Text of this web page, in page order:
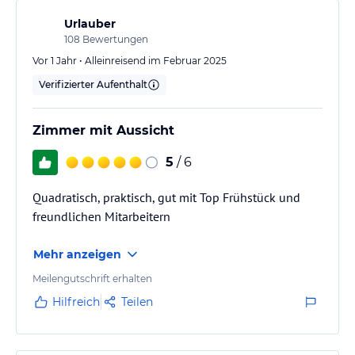
Urlauber
108 Bewertungen
Vor 1 Jahr • Alleinreisend im Februar 2025
Verifizierter Aufenthalt
Zimmer mit Aussicht
5 / 6
Quadratisch, praktisch, gut mit Top Frühstück und
freundlichen Mitarbeitern
Mehr anzeigen
Meilengutschrift erhalten
Hilfreich Teilen